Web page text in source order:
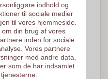
mm
2 Farver
Tampotryk
50 x 8 mm
indhold og
til sociale medier
til vores hjemmeside.
din brug af vores
inden for sociale
Vores partnere
med andre data,
som de har indsamlet